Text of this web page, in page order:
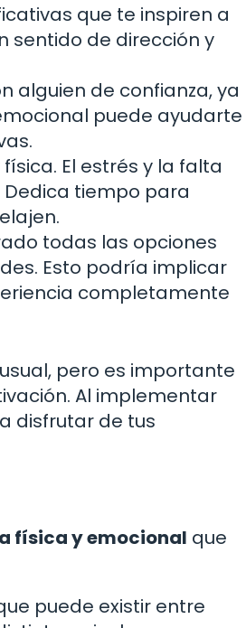
que te inspiren a
sentido de dirección y
alguien de confianza, ya
puede ayudarte
El estrés y la falta
tiempo para
todas las opciones
Esto podría implicar
completamente
pero es importante
Al implementar
disfrutar de tus
física y emocional que
puede existir entre